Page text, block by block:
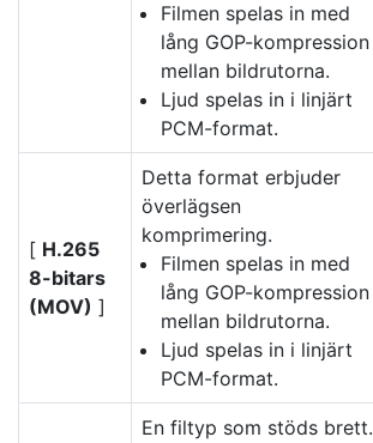
Filmen spelas in med
lång GOP-kompression
mellan bildrutorna.
Ljud spelas in i linjärt
PCM-format.
[ H.265
8-bitars
(MOV) ]
Detta format erbjuder
överlägsen
komprimering.
Filmen spelas in med
lång GOP-kompression
mellan bildrutorna.
Ljud spelas in i linjärt
PCM-format.
En filtyp som stöds brett.